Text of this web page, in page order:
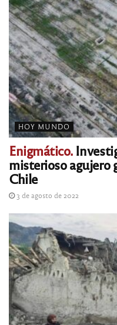
HOY MUNDO
Enigmático.
misterioso agujero
Chile
3 de agosto de 2022